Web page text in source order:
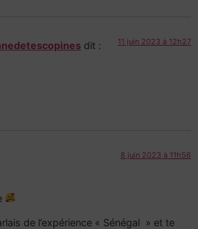
dit : 11 juin 2023 à 12h27
8 juin 2023 à 11h56
de l’expérience « Sénégal » et te